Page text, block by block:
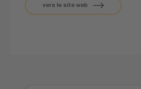
vers le site web